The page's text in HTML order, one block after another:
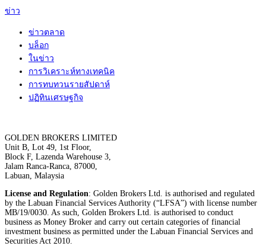
ข่าว
ข่าวตลาด
บล็อก
ในข่าว
การวิเคราะห์ทางเทคนิค
การทบทวนรายสัปดาห์
ปฏิทินเศรษฐกิจ
GOLDEN BROKERS LIMITED
Unit B, Lot 49, 1st Floor,
Block F, Lazenda Warehouse 3,
Jalam Ranca-Ranca, 87000,
Labuan, Malaysia
License and Regulation: Golden Brokers Ltd. is authorised and regulated
by the Labuan Financial Services Authority (“LFSA”) with license number
MB/19/0030. As such, Golden Brokers Ltd. is authorised to conduct
business as Money Broker and carry out certain categories of financial
investment business as permitted under the Labuan Financial Services and
Securities Act 2010.